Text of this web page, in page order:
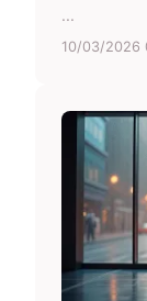
...
10/03/2026